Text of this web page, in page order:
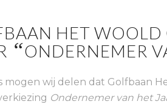
HET
“ONDERNEMER
mogen wij delen dat Golfbaan
Ondernemer van het